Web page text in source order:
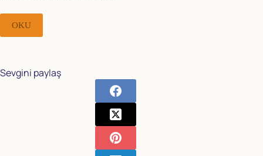
OKU
Sevgini paylaş